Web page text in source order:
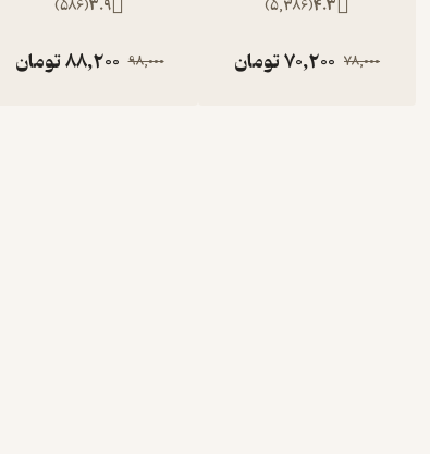
4.3
(
5,386
)
78,000
70,200تومان
3.9
(
586
)
98,000
88,200تومان